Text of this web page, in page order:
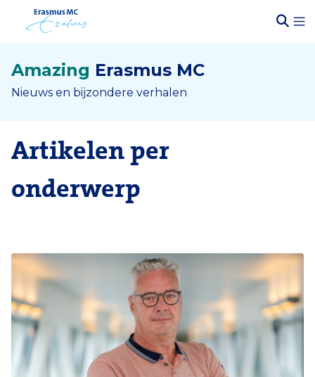
Amazing Erasmus MC
Nieuws en bijzondere verhalen
Artikelen per
onderwerp